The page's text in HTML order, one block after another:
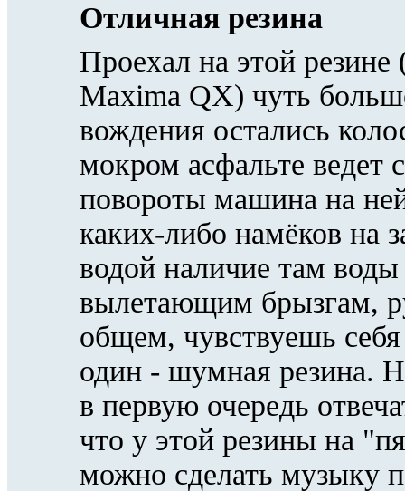
Отличная резина
Проехал на этой
Maxima QX) чуть
вождения остались
мокром асфальте ведет
повороты машина на
каких-либо намёков на
водой наличие там
вылетающим брызгам,
общем, чувствуешь
один - шумная резина.
в первую очередь
что у этой резины на
можно сделать музыку